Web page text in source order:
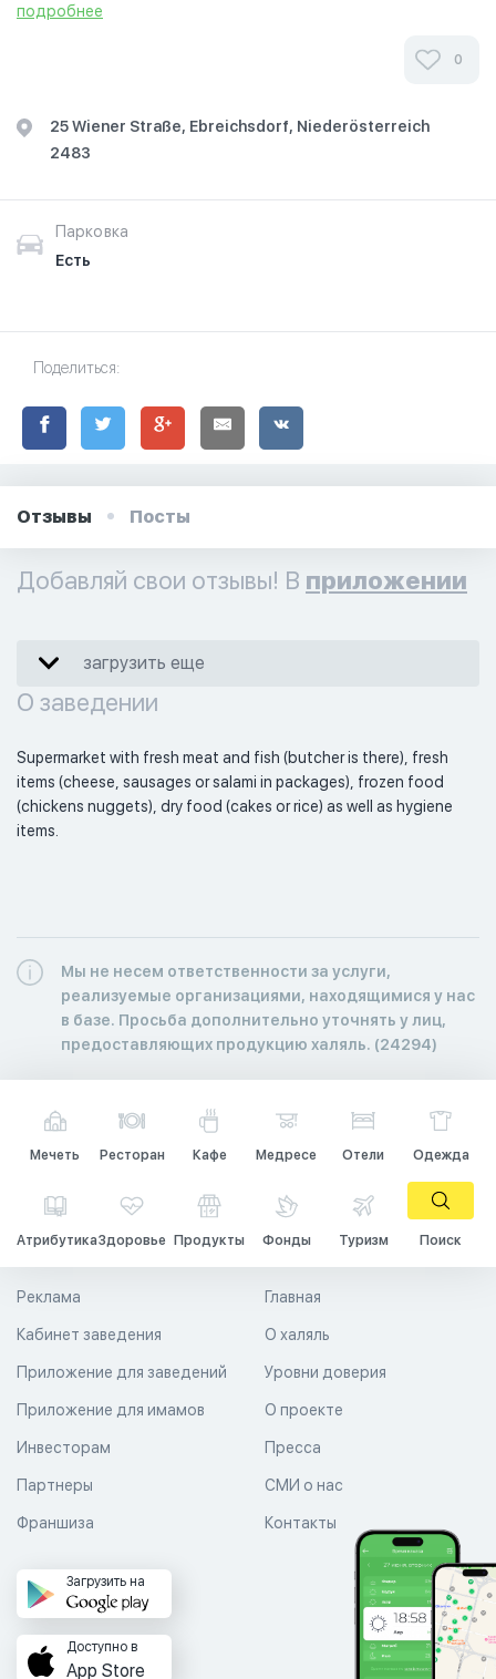
fresh items (cheese, sausages or salami in packages),
подробнее
0
25 Wiener Straße, Ebreichsdorf, Niederösterreich
2483
Парковка
Есть
Поделиться:
Отзывы Посты
Добавляй свои отзывы! В приложении
загрузить еще
О заведении
Supermarket with fresh meat and fish (butcher is there), fresh
items (cheese, sausages or salami in packages), frozen food
(chickens nuggets), dry food (cakes or rice) as well as hygiene
items.
Мы не несем ответственности за услуги,
реализуемые организациями, находящимися у нас
в базе. Просьба дополнительно уточнять у лиц,
предоставляющих продукцию халяль. (24294)
Мечеть Ресторан Кафе Медресе Отели Одежда
АтрибутикаЗдоровье Продукты Фонды Туризм Поиск
Главная
О халяль
Уровни доверия
Реклама
Кабинет заведения
Приложение для заведений
Приложение для имамов О проекте
Пресса
СМИ о нас
Контакты
Инвесторам
Партнеры
Франшиза
Загрузить на
Доступно в
App Store